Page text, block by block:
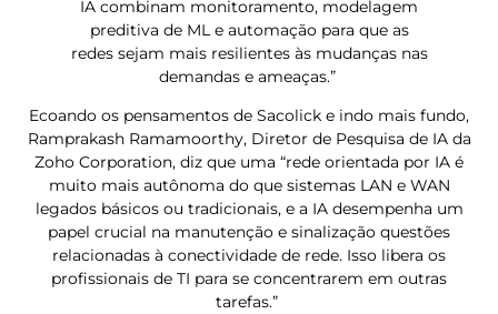
IA combinam monitoramento, modelagem
preditiva de ML e automação para que as
redes sejam mais resilientes às mudanças nas
demandas e ameaças.”
Ecoando os pensamentos de Sacolick e indo mais fundo,
Ramprakash Ramamoorthy, Diretor de Pesquisa de IA da
Zoho Corporation, diz que uma “rede orientada por IA é
muito mais autônoma do que sistemas LAN e WAN
legados básicos ou tradicionais, e a IA desempenha um
papel crucial na manutenção e sinalização questões
relacionadas à conectividade de rede. Isso libera os
profissionais de TI para se concentrarem em outras
tarefas.”